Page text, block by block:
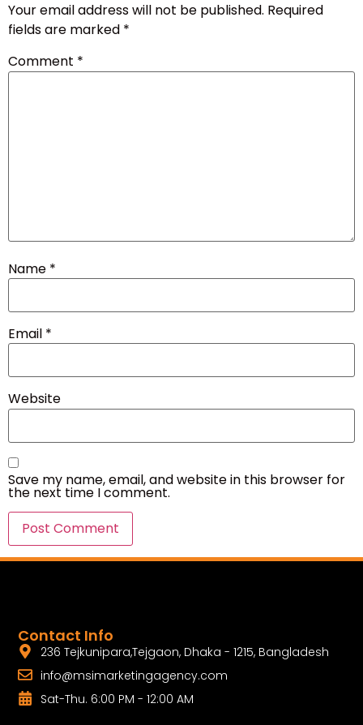
Your email address will not be published. Required
fields are marked *
Comment *
Name *
Email *
Website
Save my name, email, and website in this browser for
the next time I comment.
Contact Info
236 Tejkunipara,Tejgaon, Dhaka - 1215, Bangladesh
info@msimarketingagency.com
Sat-Thu. 6:00 PM - 12:00 AM